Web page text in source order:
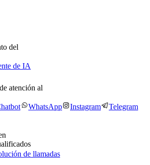
del
de IA
atención al
WhatsApp Instagram Telegram
de llamadas